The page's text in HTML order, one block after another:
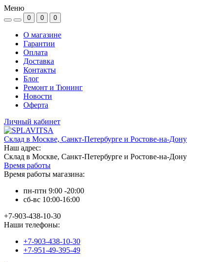
Меню
0 0 0
О магазине
Гарантии
Оплата
Доставка
Контакты
Блог
Ремонт и Тюнинг
Новости
Оферта
Личный кабинет
Склад в Москве, Санкт-Петербурге и Ростове-на-Дону
Наш адрес:
Склад в Москве, Санкт-Петербурге и Ростове-на-Дону
Время работы
Время работы магазина:
пн-птн 9:00 -20:00
сб-вс 10:00-16:00
+7-903-438-10-30
Наши телефоны:
+7-903-438-10-30
+7-951-49-395-49